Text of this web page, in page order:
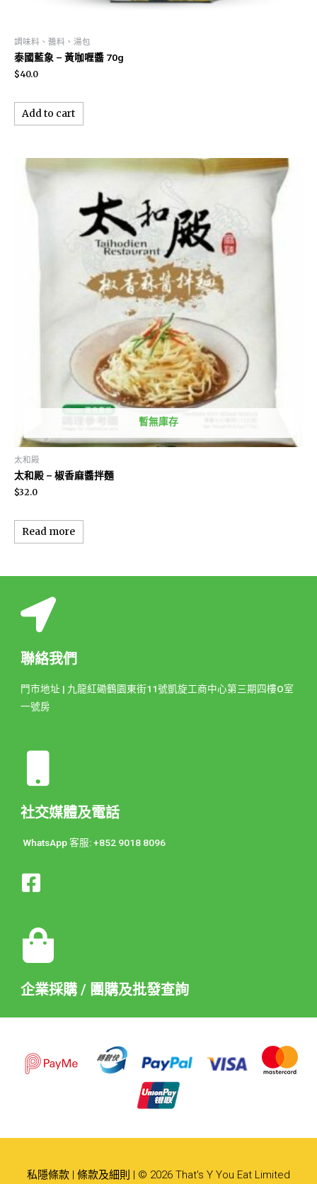
調味料、醬料、湯包
泰國藍象 – 黃咖喱醬 70g
$40.0
Add to cart
暫無庫存
太和殿
太和殿 – 椒香麻醬拌麵
$32.0
Read more
聯絡我們
門市地址 | 九龍紅磡鶴園東街11號凱旋工商中心第三期四樓O室
一號房
社交媒體及電話
WhatsApp 客服: +852 9018 8096
企業採購 / 團購及批發查詢
私隱條款 | 條款及細則 | © 2026 That's Y You Eat Limited